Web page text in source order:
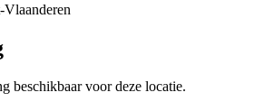
Vlaanderen
beschikbaar voor deze locatie.